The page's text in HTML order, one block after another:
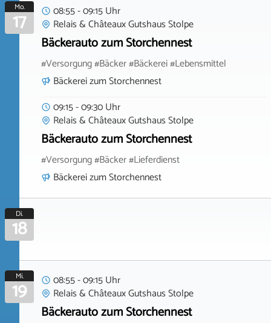
Mo.
17
08:55 - 09:15 Uhr
Relais & Châteaux Gutshaus Stolpe
Bäckerauto zum Storchennest
#Versorgung #Bäcker #Bäckerei #Lebensmittel
Bäckerei zum Storchennest
09:15 - 09:30 Uhr
Relais & Châteaux Gutshaus Stolpe
Bäckerauto zum Storchennest
#Versorgung #Bäcker #Lieferdienst
Bäckerei zum Storchennest
Di.
18
Mi.
19
08:55 - 09:15 Uhr
Relais & Châteaux Gutshaus Stolpe
Bäckerauto zum Storchennest